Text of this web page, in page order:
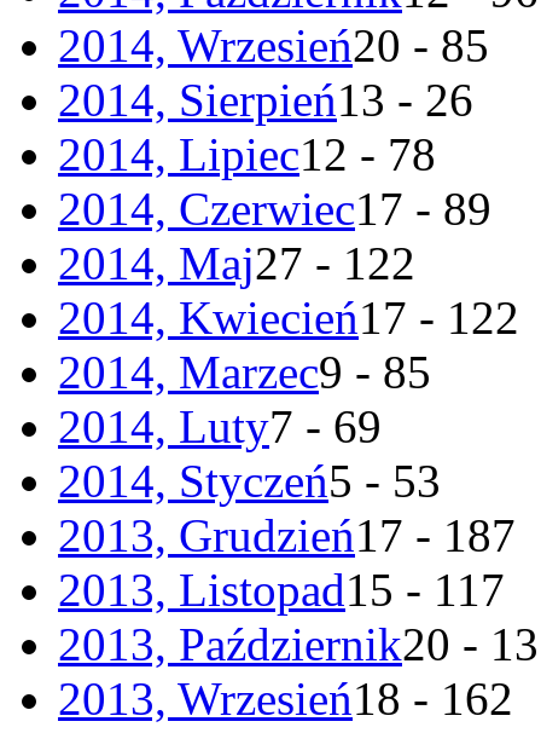
2014, Wrzesień20 - 85
2014, Sierpień13 - 26
2014, Lipiec12 - 78
2014, Czerwiec17 - 89
2014, Maj27 - 122
2014, Kwiecień17 - 122
2014, Marzec9 - 85
2014, Luty7 - 69
2014, Styczeń5 - 53
2013, Grudzień17 - 187
2013, Listopad15 - 117
2013, Październik20 -
2013, Wrzesień18 - 162